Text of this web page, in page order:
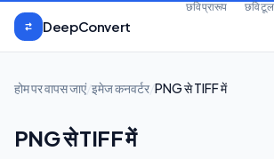
मुख्य सामग्री पर जाएँ
DeepConvert
छवि प्रारूप छवि टूल
होम पर वापस जाएं/ इमेज कनवर्टर PNG से TIFF में
PNG से TIFF में